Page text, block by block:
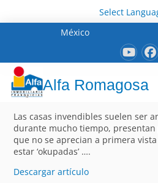
Select
México
Alfa Romagosa
Las casas invendibles suelen ser
durante mucho tiempo,
que no se aprecian a primera
estar ‘okupadas’ ….
Descargar artículo